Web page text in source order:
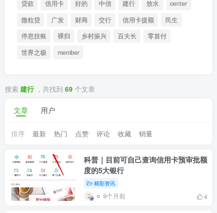
贷款 信用卡 好的 中信 建行 放水
center
微粒贷
广发 财商 交行 信用卡提额
民生
停息挂账
裸归 乡村振兴 百夫长
零首付
世界之极
member
搜索 建行，共找到 69 个文章
文章 用户
排序 最新 热门 点赞 评论 收藏 销量
科普｜目前可自己查询信用卡预审批额
度的5大银行
精彩资讯
9个月前 4